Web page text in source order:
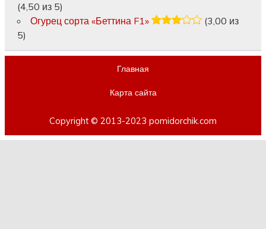
(4,50 из 5)
Огурец сорта «Беттина F1»
(3,00 из
5)
Главная
Карта сайта
Copyright © 2013-2023 pomidorchik.com